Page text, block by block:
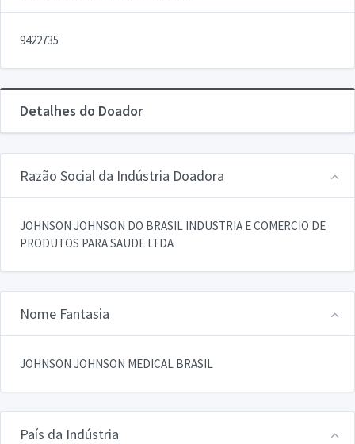
9422735
Detalhes do Doador
Razão Social da Indústria Doadora
JOHNSON JOHNSON DO BRASIL INDUSTRIA E COMERCIO DE
PRODUTOS PARA SAUDE LTDA
Nome Fantasia
JOHNSON JOHNSON MEDICAL BRASIL
País da Indústria